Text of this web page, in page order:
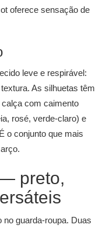
oferece sensação de
leve e respirável:
As silhuetas têm
com caimento
rosé, verde-claro) e
o conjunto que mais
preto,
no guarda-roupa. Duas